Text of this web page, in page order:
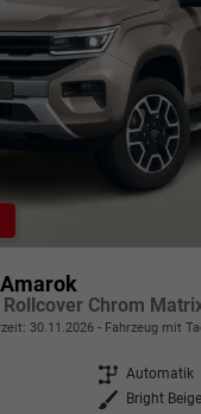
Chrom
30.11.2026 Fahrzeug mit
Getriebe Automatik
Außenfarbe
Bright